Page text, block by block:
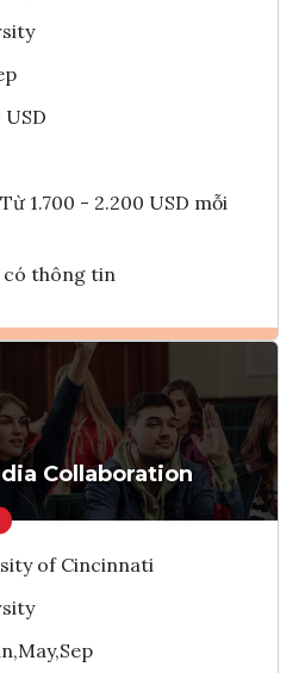
USD
Từ 1.700 - 2.200 USD mỗi
có thông tin
Ghi danh
Tham vấn Interlink
Collaboration
of Cincinnati